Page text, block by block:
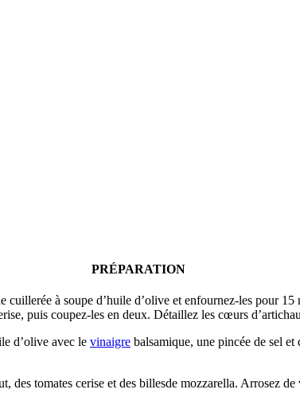
PRÉPARATION
cuillerée à soupe d’huile d’olive et enfournez-les pour
puis coupez-les en deux. Détaillez les cœurs
d’olive avec le vinaigre balsamique, une pincée de sel
des tomates cerise et des billesde mozzarella. Arrosez de